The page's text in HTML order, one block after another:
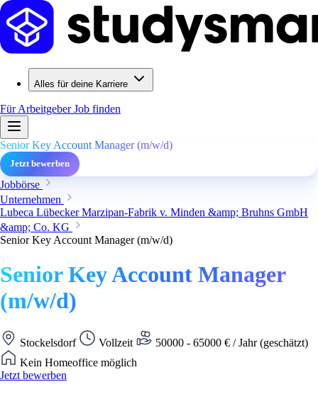
Alles für deine Karriere
Für ArbeitgeberJob finden
Senior Key Account Manager (m/w/d)
Jetzt bewerben
Jobbörse
Unternehmen
Lubeca Lübecker Marzipan-Fabrik v. Minden &amp; Bruhns GmbH
&amp; Co. KG
Senior Key Account Manager (m/w/d)
Senior Key Account Manager
(m/w/d)
Stockelsdorf Vollzeit
50000 - 65000 € / Jahr (geschätzt)
Kein Homeoffice möglich
Jetzt bewerben